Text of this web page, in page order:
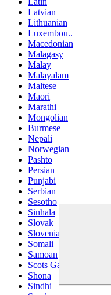
Latvian
Lithuanian
Luxembou..
Macedonian
Malagasy
Malay
Malayalam
Maltese
Maori
Marathi
Mongolian
Burmese
Nepali
Norwegian
Pashto
Persian
Punjabi
Serbian
Sesotho
Sinhala
Slovak
Slovenian
Somali
Samoan
Scots Gaelic
Shona
Sindhi